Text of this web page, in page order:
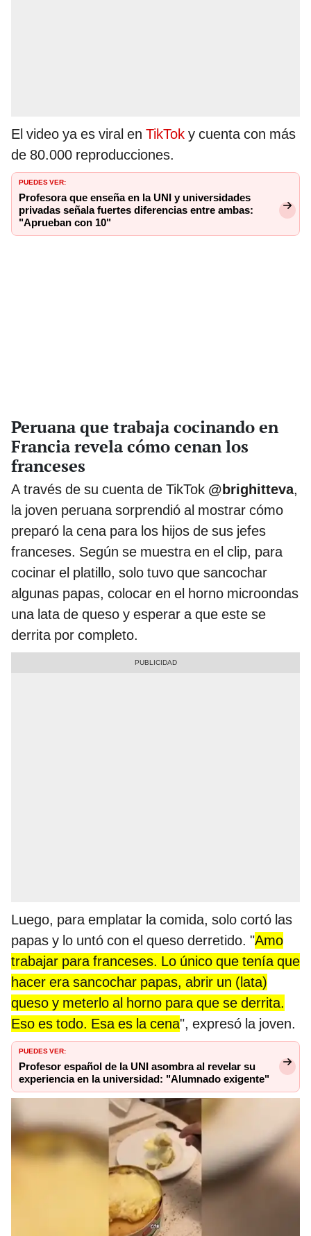
El video ya es viral en TikTok y cuenta con más
de 80.000 reproducciones.
PUEDES VER:
Profesora que enseña en la UNI y universidades
privadas señala fuertes diferencias entre ambas:
"Aprueban con 10"
Peruana que trabaja cocinando en
Francia revela cómo cenan los
franceses
A través de su cuenta de TikTok @brighitteva,
la joven peruana sorprendió al mostrar cómo
preparó la cena para los hijos de sus jefes
franceses. Según se muestra en el clip, para
cocinar el platillo, solo tuvo que sancochar
algunas papas, colocar en el horno microondas
una lata de queso y esperar a que este se
derrita por completo.
Luego, para emplatar la comida, solo cortó las
papas y lo untó con el queso derretido. "Amo
trabajar para franceses. Lo único que tenía que
hacer era sancochar papas, abrir un (lata)
queso y meterlo al horno para que se derrita.
Eso es todo. Esa es la cena", expresó la joven.
PUEDES VER:
Profesor español de la UNI asombra al revelar su
experiencia en la universidad: "Alumnado exigente"